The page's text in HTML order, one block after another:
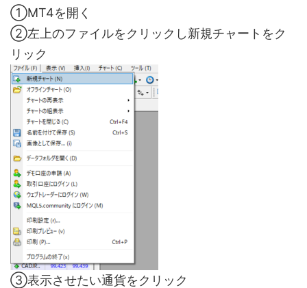
①MT4を開く
②左上のファイルをクリックし新規チャートをク
リック
③表示させたい通貨をクリック